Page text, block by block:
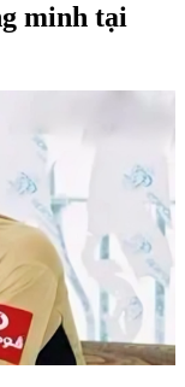
minh tại